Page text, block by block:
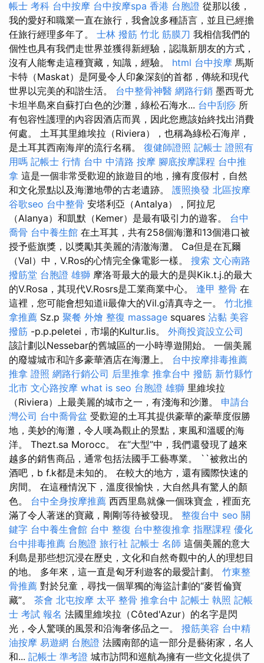
帳士 考科 台中按摩 台中按摩spa 香港 台胞證 從那以後，
我的愛好和職業一直在旅行，我會說多種語言，並且已經擔
任旅行經理多年了。 士林 撥筋 竹北 筋膜刀 我相信我們的
個性也具有我們走世界並獲得新經驗，認識新朋友的方式，
沒有人能奪走這種寶藏，知識，經驗。 html 台中按摩 馬斯
卡特（Maskat）是阿曼令人印象深刻的首都，傳統和現代
世界以完美的和諧生活。 台中整骨神醫 網路行銷 墨西哥尤
卡坦半島來自蘇打白色的沙灘，綠松石海水... 台中刮痧 所
有包容性護理的內容因酒店而異，因此您應該始終找出消費
何處。 土耳其里維埃拉（Riviera），也稱為綠松石海岸，
是土耳其西南海岸的流行名稱。 復健師證照 記帳士 證照有
用嗎 記帳士 行情 台中 中清路 按摩 腳底按摩課程 台中推
拿 這是一個非常受歡迎的旅遊目的地，擁有度假村，自然
和文化景點以及海灘地帶的古老遺跡。 護照換發 北區按摩
谷歌seo 台中整骨 安塔利亞（Antalya），阿拉尼
（Alanya）和凱默（Kemer）是最有吸引力的遊客。 台中
喬骨 台中養生館 在土耳其，共有258個海灘和13個港口被
授予藍旗獎，以獎勵其美麗的清澈海灘。 Ca但是在瓦爾
（Val）中，V.Ros的心情完全像電影一樣。 搜索 文心南路
撥筋堂 台胞證 雄獅 摩洛哥最大的最大的是與Kik.t.j.的最大
的V.Rosa，其現代V.Rosrs是工業商業中心。 逢甲 整骨 在
這裡，您可能會想知道ii最偉大的Vil.g清真寺之一。 竹北推
拿推薦 Sz.p 聚餐 外燴 整復 massage squares 沾黏 美容
撥筋 -p.p.peletei，市場的Kultur.lis。 外商投資設立公司
該計劃以Nessebar的舊城區的一小時導遊開始。 一個美麗
的廢墟城市和許多豪華酒店在海灘上。 台中按摩排毒推薦
推拿 證照 網路行銷公司 后里推拿 推拿台中 撥筋 新竹縣竹
北市 文心路按摩 what is seo 台胞證 雄獅 里維埃拉
（Riviera）上最美麗的城市之一，有淺海和沙灘。 申請台
灣公司 台中喬骨盆 受歡迎的土耳其提供豪華的豪華度假勝
地，美妙的海灘，令人嘆為觀止的景點，東風和溫暖的海
洋。 Thezt.sa Morocc。 在“大型”中，我們還發現了越來
越多的銷售商品，通常包括法國手工藝專業。 ``被救出的
酒吧，b f.k都是未知的。 在較大的地方，還有國際快速的
房間。 在這種情況下，溫度很愉快，大自然具有驚人的顏
色。 台中全身按摩推薦 西西里島就像一個珠寶盒，裡面充
滿了令人著迷的寶藏，剛剛等待被發現。 整復台中 seo 關
鍵字 台中養生會館 台中 整復 台中整復推拿 指壓課程 優化
台中排毒推薦 台胞證 旅行社 記帳士 名師 這個美麗的意大
利島是那些想沉浸在歷史，文化和自然奇觀中的人的理想目
的地。 多年來，這一直是匈牙利遊客的最愛計劃。 竹東整
骨推薦 對於兒童，尋找一個單獨的海盜計劃的“麥哲倫寶
藏”。 茶會 北屯按摩 太平 整骨 推拿台中 記帳士 執照 記帳
士 考試 報名 法國里維埃拉（Côted'Azur）的名字是閃
光，令人驚嘆的風景和沿海奢侈品之一。 撥筋美容 台中精
油按摩 易遊網 台胞證 法國南部的這一部分是藝術家，名人
和... 記帳士 準考證 城市訪問和巡航為擁有一些文化提供了